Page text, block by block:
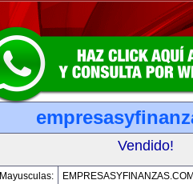
Vendido!
Mayusculas: